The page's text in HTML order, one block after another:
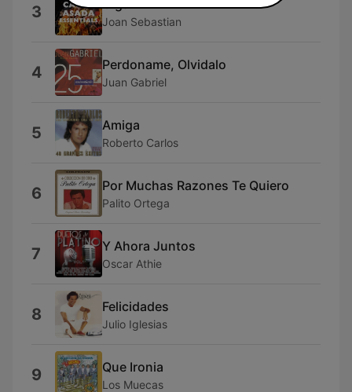
3 Oiga
Joan Sebastian
4 Perdoname, Olvidalo
Juan Gabriel
5 Amiga
Roberto Carlos
6 Por Muchas Razones Te Quiero
Palito Ortega
7 Y Ahora Juntos
Oscar Athie
8 Felicidades
Julio Iglesias
9 Que Ironia
Los Muecas